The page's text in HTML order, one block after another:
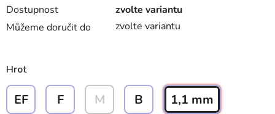
Dostupnost
zvolte variantu
Můžeme doručit do
zvolte variantu
Hrot
EF F M B 1,1 mm